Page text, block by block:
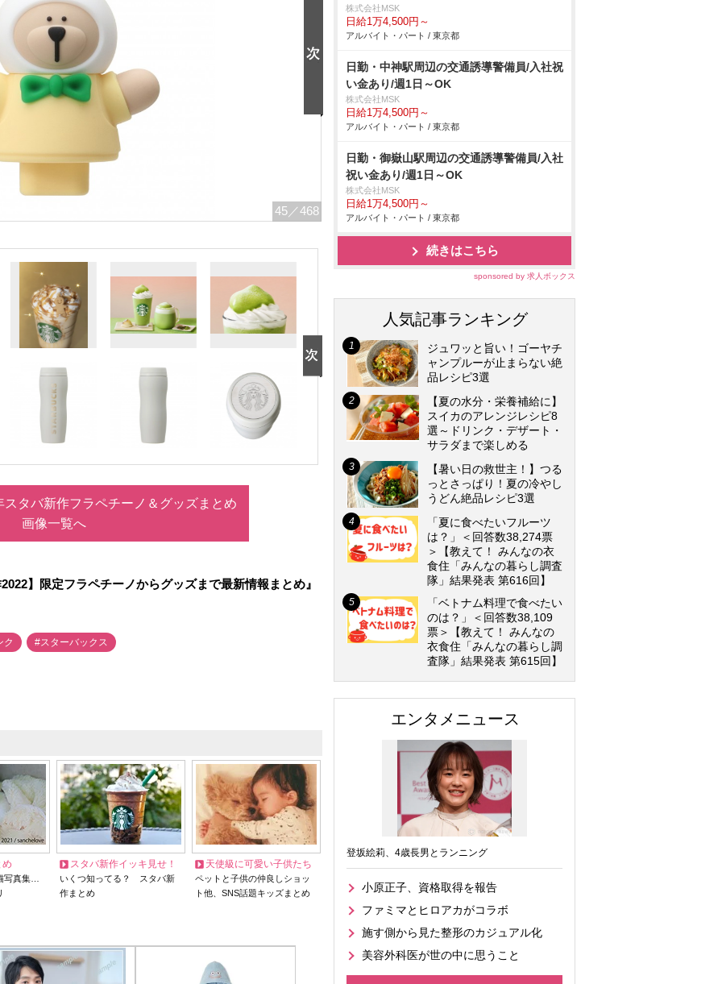
45 ／468
タバ新作フラペチーノ＆グッズまとめ
画像一覧へ
】限定フラペチーノからグッズまで最新情報まとめ』
ク #スターバックス
め
写真集…
スタバ新作イッキ見せ！
いくつ知ってる？ スタバ新
作まとめ
天使級に可愛い子供たち
ペットと子供の仲良しショッ
ト他、SNS話題キッズまとめ
株式会社MSK
日給1万4,500円～
アルバイト・パート / 東京都
日勤・中神駅周辺の交通誘導警備員/入社祝
い金あり/週1日～OK
株式会社MSK
日給1万4,500円～
アルバイト・パート / 東京都
日勤・御嶽山駅周辺の交通誘導警備員/入社
祝い金あり/週1日～OK
株式会社MSK
日給1万4,500円～
アルバイト・パート / 東京都
続きはこちら
sponsored by 求人ボックス
人気記事ランキング
ジュワッと旨い！ゴーヤチ
ャンプルーが止まらない絶
品レシピ3選
【夏の水分・栄養補給に】
スイカのアレンジレシピ8
選～ドリンク・デザート・
サラダまで楽しめる
【暑い日の救世主！】つる
っとさっぱり！夏の冷やし
うどん絶品レシピ3選
「夏に食べたいフルーツ
は？」＜回答数38,274票
＞【教えて！ みんなの衣
食住「みんなの暮らし調査
隊」結果発表 第616回】
「ベトナム料理で食べたい
のは？」＜回答数38,109
票＞【教えて！ みんなの
衣食住「みんなの暮らし調
査隊」結果発表 第615回】
エンタメニュース
登坂絵莉、4歳長男とランニング
小原正子、資格取得を報告
ファミマとヒロアカがコラボ
施す側から見た整形のカジュアル化
美容外科医が世の中に思うこと